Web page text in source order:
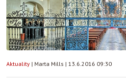
Aktuality | Marta Mills | 13.6.2016 09:30